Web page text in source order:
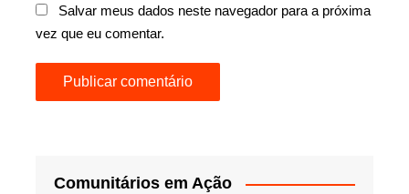
Salvar meus dados neste navegador para a próxima
vez que eu comentar.
Comunitários em Ação